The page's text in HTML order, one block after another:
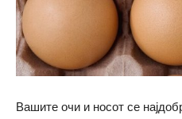
Вашите очи и носот се